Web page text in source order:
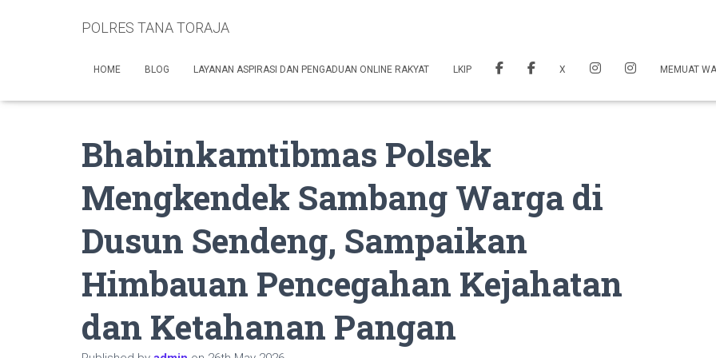
POLRES TANA TORAJA
HOME BLOG LAYANAN ASPIRASI DAN PENGADUAN ONLINE RAKYAT LKIP X MEMUAT
Bhabinkamtibmas Polsek
Mengkendek Sambang Warga di
Dusun Sendeng, Sampaikan
Himbauan Pencegahan Kejahatan
dan Ketahanan Pangan